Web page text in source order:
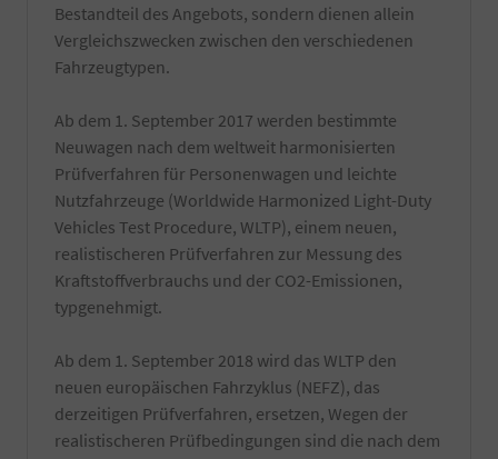
Bestandteil des Angebots, sondern dienen allein
Vergleichszwecken zwischen den verschiedenen
Fahrzeugtypen.
Ab dem 1. September 2017 werden bestimmte
Neuwagen nach dem weltweit harmonisierten
Prüfverfahren für Personenwagen und leichte
Nutzfahrzeuge (Worldwide Harmonized Light-Duty
Vehicles Test Procedure, WLTP), einem neuen,
realistischeren Prüfverfahren zur Messung des
Kraftstoffverbrauchs und der CO2-Emissionen,
typgenehmigt.
Ab dem 1. September 2018 wird das WLTP den
neuen europäischen Fahrzyklus (NEFZ), das
derzeitigen Prüfverfahren, ersetzen, Wegen der
realistischeren Prüfbedingungen sind die nach dem